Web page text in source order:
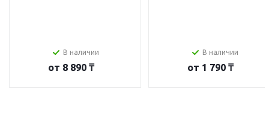
В наличии
от 8 890 ₸
В наличии
от 1 790 ₸